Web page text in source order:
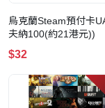
烏克蘭Steam預付卡
夫納100(約21港元))
$32